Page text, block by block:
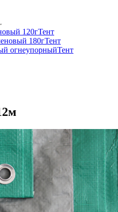
120гТент
180гТент
огнеупорныйТент